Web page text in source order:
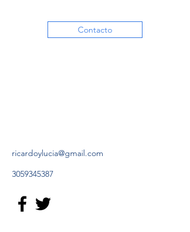
Contacto
ricardoylucia@gmail.com
3059345387